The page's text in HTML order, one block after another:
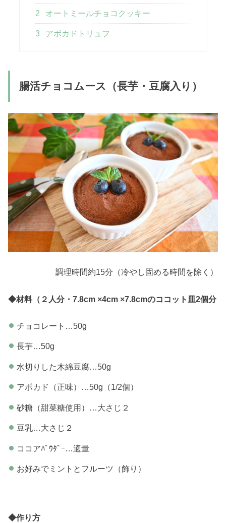
2 オートミールチョコクッキー
3 アボカドトリュフ
腸活チョコムース（長芋・豆腐入り）
調理時間約15分（冷やし固める時間を除く）
◆材料（２人分・7.8cm ×4cm ×7.8cmのココット皿2個分
チョコレート…50g
長芋…50g
水切りした木綿豆腐…50g
アボカド（正味）…50g（1/2個）
砂糖（甜菜糖使用）…大さじ２
豆乳…大さじ２
ココアﾊﾟｳﾀﾞｰ…適量
お好みでミントとフルーツ（飾り）
◆作り方